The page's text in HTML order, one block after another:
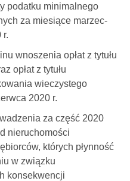
podatku minimalnego
za miesiące marzec-
r.
wnoszenia opłat z tytułu
opłat z tytułu
wieczystego
2020 r.
za część 2020
nieruchomości
których płynność
w związku
konsekwencji